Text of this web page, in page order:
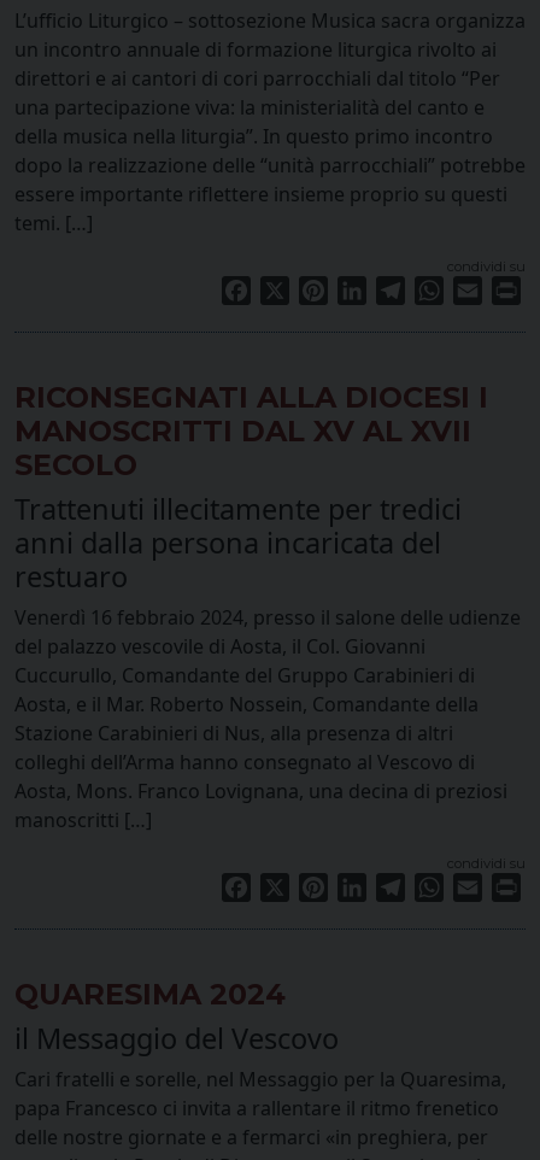
L’ufficio Liturgico – sottosezione Musica sacra organizza
un incontro annuale di formazione liturgica rivolto ai
direttori e ai cantori di cori parrocchiali dal titolo “Per
una partecipazione viva: la ministerialità del canto e
della musica nella liturgia”. In questo primo incontro
dopo la realizzazione delle “unità parrocchiali” potrebbe
essere importante riflettere insieme proprio su questi
temi. […]
condividi su
Facebook PinterestLinkedInTelegramWhatsApp
Email
RICONSEGNATI ALLA DIOCESI I
MANOSCRITTI DAL XV AL XVII
SECOLO
Trattenuti illecitamente per tredici
anni dalla persona incaricata del
restuaro
Venerdì 16 febbraio 2024, presso il salone delle udienze
del palazzo vescovile di Aosta, il Col. Giovanni
Cuccurullo, Comandante del Gruppo Carabinieri di
Aosta, e il Mar. Roberto Nossein, Comandante della
Stazione Carabinieri di Nus, alla presenza di altri
colleghi dell’Arma hanno consegnato al Vescovo di
Aosta, Mons. Franco Lovignana, una decina di preziosi
manoscritti […]
condividi su
Facebook PinterestLinkedInTelegramWhatsApp
Email
QUARESIMA 2024
il Messaggio del Vescovo
Cari fratelli e sorelle, nel Messaggio per la Quaresima,
papa Francesco ci invita a rallentare il ritmo frenetico
delle nostre giornate e a fermarci «in preghiera, per